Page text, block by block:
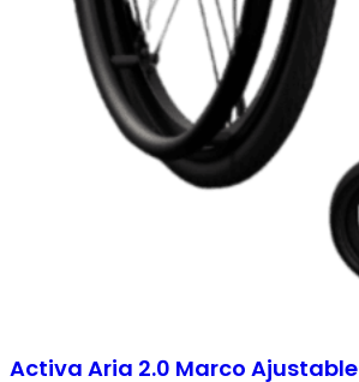
Activa Aria 2.0 Marco Ajustable